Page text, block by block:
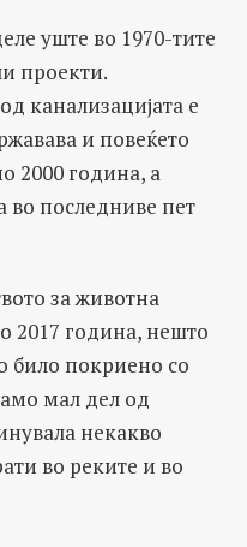
уште во 1970-тите
проекти.
канализацијата е
и повеќето
2000 година, а
во последниве пет
за животна
2017 година, нешто
било покриено со
мал дел од
некакво
во реките и во